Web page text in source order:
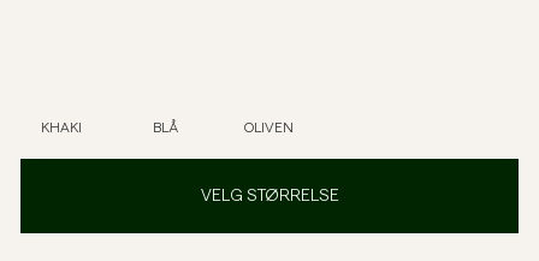
T-skjorter
Undertøy
KHAKI BLÅ OLIVEN
VELG STØRRELSE